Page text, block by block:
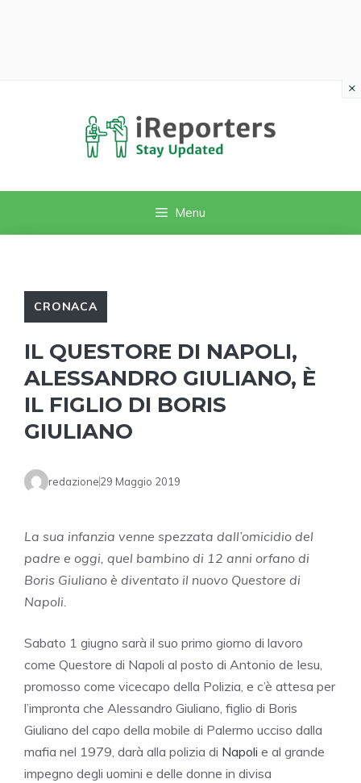
Menu
CRONACA
IL QUESTORE DI NAPOLI,
ALESSANDRO GIULIANO, È
IL FIGLIO DI BORIS
GIULIANO
redazione29 Maggio 2019
La sua infanzia venne spezzata dall’omicidio del
padre e oggi, quel bambino di 12 anni orfano di
Boris Giuliano è diventato il nuovo Questore di
Napoli.
Sabato 1 giugno sarà il suo primo giorno di lavoro
come Questore di Napoli al posto di Antonio de Iesu,
promosso come vicecapo della Polizia, e c’è attesa per
l’impronta che Alessandro Giuliano, figlio di Boris
Giuliano del capo della mobile di Palermo ucciso dalla
mafia nel 1979, darà alla polizia di Napoli e al grande
impegno degli uomini e delle donne in divisa
×